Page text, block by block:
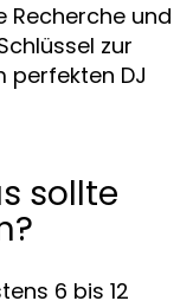
Recherche und
zur
perfekten DJ
sollte
6 bis 12